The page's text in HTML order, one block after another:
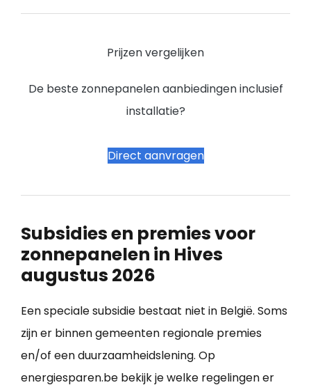
Prijzen vergelijken
De beste zonnepanelen aanbiedingen inclusief
installatie?
Direct aanvragen
Subsidies en premies voor
zonnepanelen in Hives
augustus 2026
Een speciale subsidie bestaat niet in België. Soms
zijn er binnen gemeenten regionale premies
en/of een duurzaamheidslening. Op
energiesparen.be bekijk je welke regelingen er